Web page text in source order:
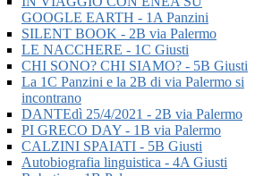
GOOGLE EARTH - 1A Panzini
SILENT BOOK - 2B via Palermo
LE NACCHERE - 1C Giusti
CHI SONO? CHI SIAMO? - 5B Giusti
La 1C Panzini e la 2B di via Palermo si
incontrano
DANTEdì 25/4/2021 - 2B via Palermo
PI GRECO DAY - 1B via Palermo
CALZINI SPAIATI - 5B Giusti
Autobiografia linguistica - 4A Giusti